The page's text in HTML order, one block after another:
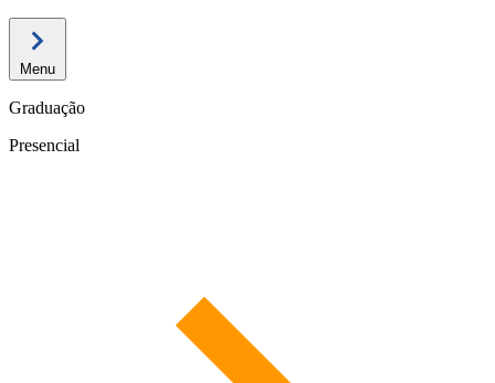
Menu
Graduação
Presencial